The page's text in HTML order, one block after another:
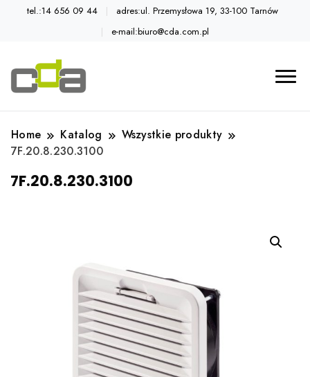
tel.:14 656 09 44
adres:ul. Przemysłowa 19, 33-100 Tarnów
e-mail:biuro@cda.com.pl
Home Katalog
Wszystkie produkty
7F.20.8.230.3100
7F.20.8.230.3100